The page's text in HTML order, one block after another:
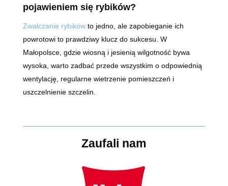
pojawieniem się rybików?
Zwalczanie rybikówto jedno, ale zapobieganie ich
powrotowi to prawdziwy klucz do sukcesu. W
Małopolsce, gdzie wiosną i jesienią wilgotność bywa
wysoka, warto zadbać przede wszystkim o odpowiednią
wentylację, regularne wietrzenie pomieszczeń i
uszczelnienie szczelin.
Zaufali nam